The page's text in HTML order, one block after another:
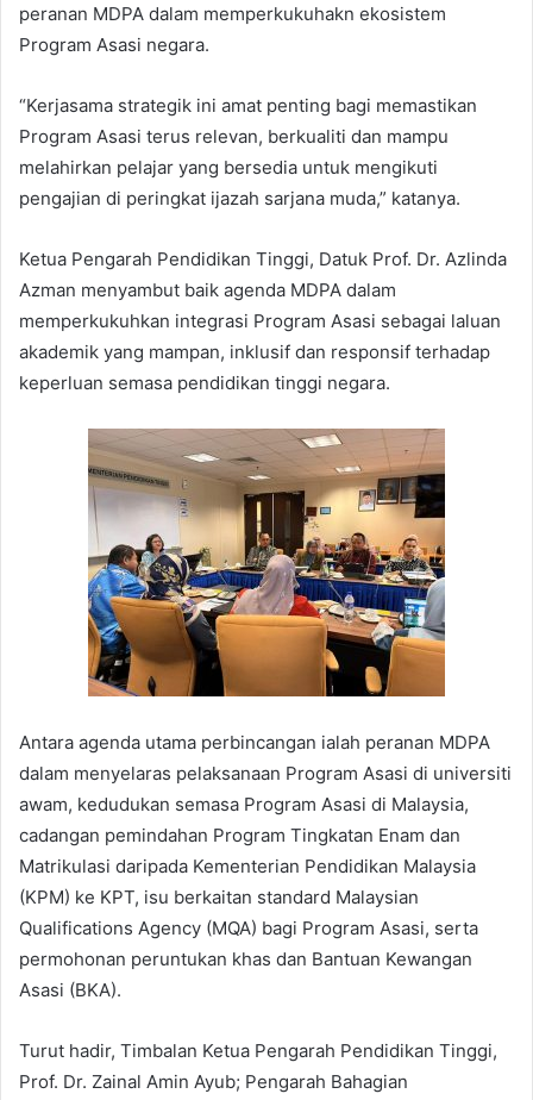
peranan MDPA dalam memperkukuhakn ekosistem
Program Asasi negara.
“Kerjasama strategik ini amat penting bagi memastikan
Program Asasi terus relevan, berkualiti dan mampu
melahirkan pelajar yang bersedia untuk mengikuti
pengajian di peringkat ijazah sarjana muda,” katanya.
Ketua Pengarah Pendidikan Tinggi, Datuk Prof. Dr. Azlinda
Azman menyambut baik agenda MDPA dalam
memperkukuhkan integrasi Program Asasi sebagai laluan
akademik yang mampan, inklusif dan responsif terhadap
keperluan semasa pendidikan tinggi negara.
Antara agenda utama perbincangan ialah peranan MDPA
dalam menyelaras pelaksanaan Program Asasi di universiti
awam, kedudukan semasa Program Asasi di Malaysia,
cadangan pemindahan Program Tingkatan Enam dan
Matrikulasi daripada Kementerian Pendidikan Malaysia
(KPM) ke KPT, isu berkaitan standard Malaysian
Qualifications Agency (MQA) bagi Program Asasi, serta
permohonan peruntukan khas dan Bantuan Kewangan
Asasi (BKA).
Turut hadir, Timbalan Ketua Pengarah Pendidikan Tinggi,
Prof. Dr. Zainal Amin Ayub; Pengarah Bahagian